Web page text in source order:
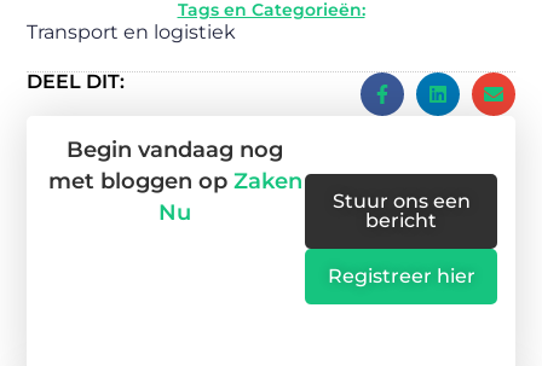
Tags en Categorieën:
Transport en logistiek
DEEL DIT:
Begin vandaag nog
met bloggen op Zaken
Nu
Stuur ons een
bericht
Registreer hier